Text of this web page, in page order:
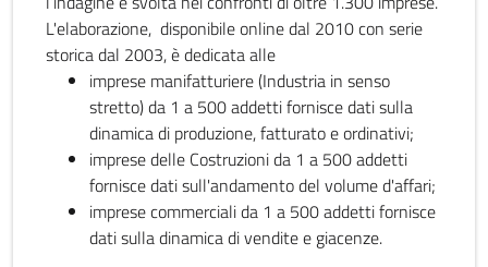
L'elaborazione, disponibile online dal 2010 con serie
storica dal 2003, è dedicata alle
imprese manifatturiere (Industria in senso
stretto) da 1 a 500 addetti fornisce dati sulla
dinamica di produzione, fatturato e ordinativi;
imprese delle Costruzioni da 1 a 500 addetti
fornisce dati sull'andamento del volume d'affari;
imprese commerciali da 1 a 500 addetti fornisce
dati sulla dinamica di vendite e giacenze.